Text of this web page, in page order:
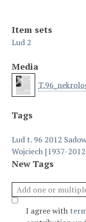
Item sets
Lud 2
Media
Tags
Lud t. 96 2012
Wojciech [1937-
New Tags
I agree with